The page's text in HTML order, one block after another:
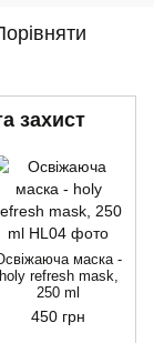
захист
маска -
holy refresh mask,
250 ml
450 грн